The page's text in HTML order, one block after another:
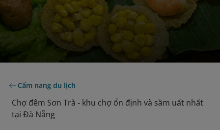
Cẩm nang du lịch
Chợ đêm Sơn Trà - khu chợ ổn định và sầm uất nhất
tại Đà Nẵng